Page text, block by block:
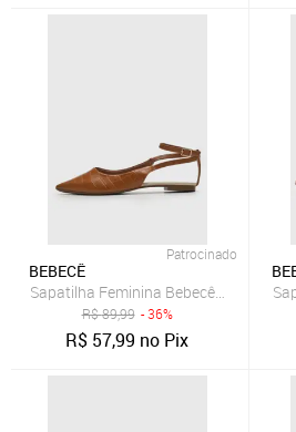
Patrocinado
BEBECÊ
Sapatilha Feminina Bebecê Slingback
R$89,99 - 36%
R$ 57,99 no Pix